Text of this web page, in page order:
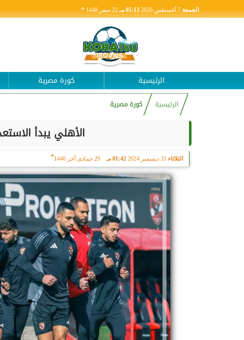
الجمعة 05:13 مـ 22 صفر 1448 هـ
الرئيسية كورة مصرية
الرئيسية كورة مصرية
الأهلي يبدأ
الثلاثاء 01:42 مـ 29 جمادى آخر 1446
هـ